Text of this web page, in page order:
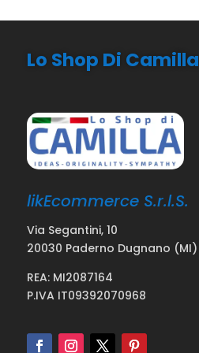
Lo Shop Di Camilla
likEcommerce S.r.l.S.
Via Segantini, 10
20030 Paderno Dugnano (MI)
REA: MI2087164
P.IVA IT09392070968